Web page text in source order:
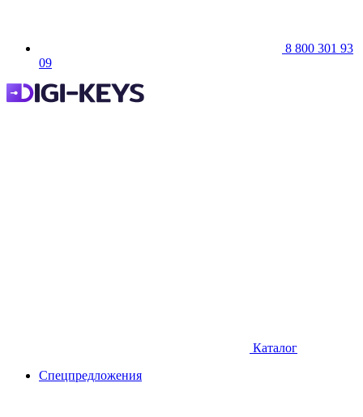
8 800 301 93
09
Каталог
Спецпредложения